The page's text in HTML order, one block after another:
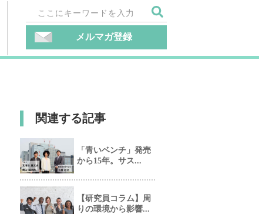
メルマガ登録
関連する記事
「青いベンチ」発売
から15年。サス...
【研究員コラム】周
りの環境から影響...